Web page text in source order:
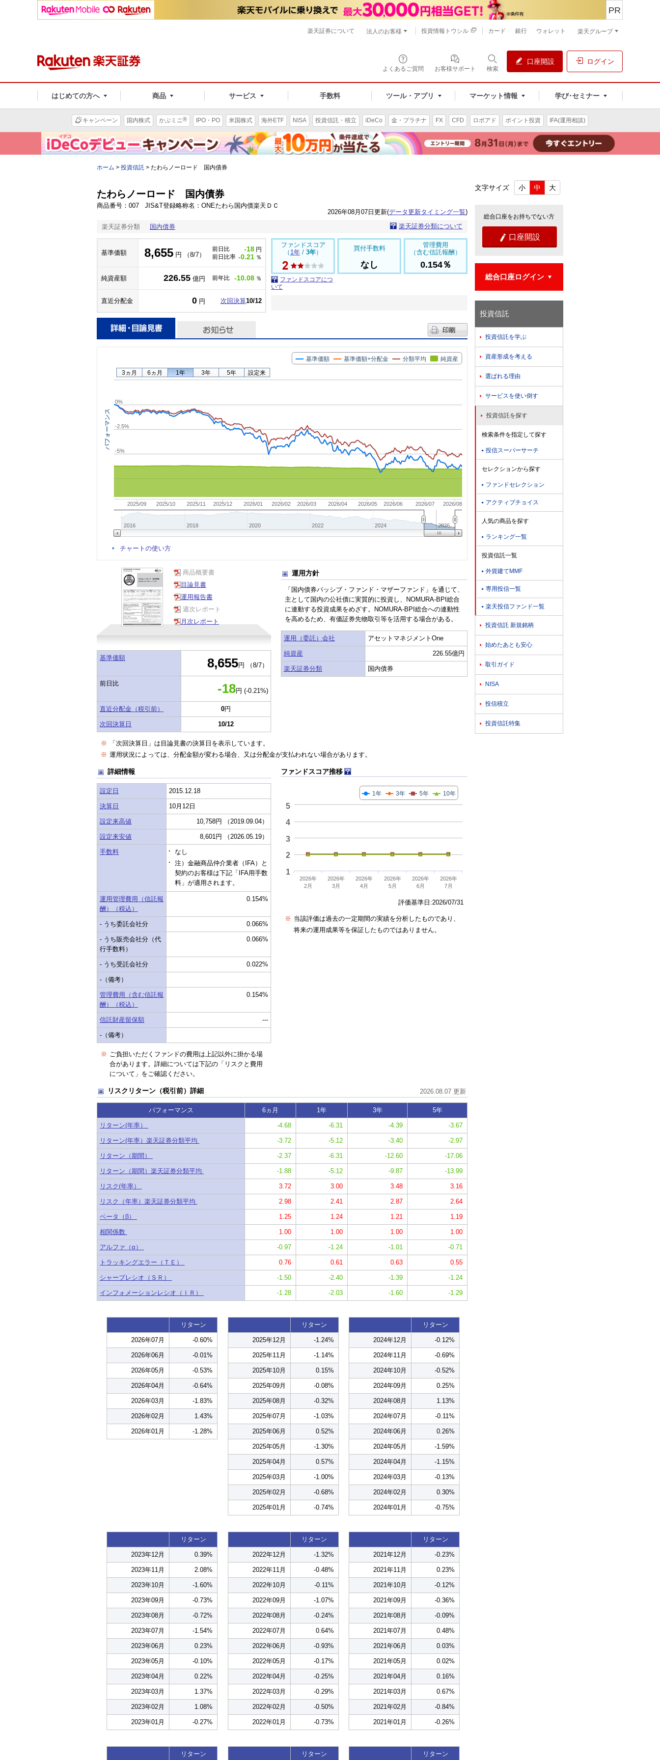
よくあるご質問 お客様サポート 検索
口座開設 ログイン
はじめての方へ 商品 サービス 手数料 ツール・アプリ マーケット情報 学び･セミナー
PR
楽天証券について 法人のお客様 投資情報トウシル カード 銀行 ウォレット 楽天グループ
キャンペーン 国内株式 かぶミニ® IPO・PO 米国株式 海外ETF NISA 投資信託・積立 iDeCo 金・プラチナ FX CFD ロボアド ポイント投資 IFA(運用相談)
ホーム > 投資信託 > たわらノーロード 国内債券
たわらノーロード 国内債券
商品番号：007 JIS&T登録略称名：ONEたわら国内債楽天ＤＣ
2026年08月07日更新(データ更新タイミング一覧)
楽天証券分類
国内債券 楽天証券分類について
基準価額 8,655 円 （8/7）
前日比 -18 円
前日比率 -0.21 ％
純資産額 226.55 億円 前年比 -10.08 ％
直近分配金 0 円 次回決算10/12
ファンドスコア
（ 1年 / 3年）
ファンドスコアにつ
いて
買付手数料
なし
管理費用
（含む信託報酬）
0.154％
パフォーマンス
基準価額 基準価額+分配金 分類平均 純資産
2025/09 2025/10 2025/11 2025/12 2026/01 2026/02 2026/03 2026/04 2026/05 2026/06 2026/07 2026/08
2016 2018 2020 2022 2024 2026
-5%
-2.5%
0%
3ヵ月 6ヵ月 1年 3年 5年 設定来
チャートの使い方
商品概要書
目論見書
運用報告書
週次レポート
月次レポート
基準価額 8,655円 （8/7）
前日比 -18円 (-0.21%)
直近分配金（税引前） 0円
次回決算日 10/12
運用方針
「国内債券パッシブ・ファンド・マザーファンド」を通じて、
主として国内の公社債に実質的に投資し、NOMURA-BPI総合
に連動する投資成果をめざす。NOMURA-BPI総合への連動性
を高めるため、有価証券先物取引等を活用する場合がある。
運用（委託）会社 アセットマネジメントOne
純資産 226.55億円
楽天証券分類 国内債券
※
「次回決算日」は目論見書の決算日を表示しています。
※ 運用状況によっては、分配金額が変わる場合、又は分配金が支払われない場合があります。
詳細情報
設定日 2015.12.18
決算日 10月12日
設定来高値 10,758円 （2019.09.04）
設定来安値 8,601円 （2026.05.19）
手数料
なし
注）金融商品仲介業者（IFA）と
契約のお客様は下記「IFA用手数
料」が適用されます。
運用管理費用（信託報
酬）（税込）
0.154%
- うち委託会社分 0.066%
- うち販売会社分（代
行手数料）
0.066%
- うち受託会社分 0.022%
-（備考）
管理費用（含む信託報
酬）（税込）
0.154%
信託財産留保額 ---
-（備考）
※ ご負担いただくファンドの費用は上記以外に掛かる場
合があります。詳細については下記の「リスクと費用
について」をご確認ください。
ファンドスコア推移
1年 3年 5年 10年
2026年
2月
2026年
3月
2026年
4月
2026年
5月
2026年
6月
2026年
7月
1
2
3
4
5
評価基準日:2026/07/31
※ 当該評価は過去の一定期間の実績を分析したものであり、
将来の運用成果等を保証したものではありません。
リスクリターン（税引前）詳細 2026.08.07 更新
パフォーマンス 6ヵ月 1年 3年 5年
リターン(年率） -4.68 -6.31 -4.39 -3.67
リターン(年率）楽天証券分類平均 -3.72 -5.12 -3.40 -2.97
リターン（期間） -2.37 -6.31 -12.60 -17.06
リターン（期間）楽天証券分類平均 -1.88 -5.12 -9.87 -13.99
リスク(年率） 3.72 3.00 3.48 3.16
リスク（年率）楽天証券分類平均 2.98 2.41 2.87 2.64
ベータ（β） 1.25 1.24 1.21 1.19
相関係数 1.00 1.00 1.00 1.00
アルファ（α） -0.97 -1.24 -1.01 -0.71
トラッキングエラー（ＴＥ） 0.76 0.61 0.63 0.55
シャープレシオ（ＳＲ） -1.50 -2.40 -1.39 -1.24
インフォメーションレシオ（ＩＲ） -1.28 -2.03 -1.60 -1.29
リターン
2026年07月 -0.60%
2026年06月 -0.01%
2026年05月 -0.53%
2026年04月 -0.64%
2026年03月 -1.83%
2026年02月 1.43%
2026年01月 -1.28%
リターン
2025年12月 -1.24%
2025年11月 -1.14%
2025年10月 0.15%
2025年09月 -0.08%
2025年08月 -0.32%
2025年07月 -1.03%
2025年06月 0.52%
2025年05月 -1.30%
2025年04月 0.57%
2025年03月 -1.00%
2025年02月 -0.68%
2025年01月 -0.74%
リターン
2024年12月 -0.12%
2024年11月 -0.69%
2024年10月 -0.52%
2024年09月 0.25%
2024年08月 1.13%
2024年07月 -0.11%
2024年06月 0.26%
2024年05月 -1.59%
2024年04月 -1.15%
2024年03月 -0.13%
2024年02月 0.30%
2024年01月 -0.75%
リターン
2023年12月 0.39%
2023年11月 2.08%
2023年10月 -1.60%
2023年09月 -0.73%
2023年08月 -0.72%
2023年07月 -1.54%
2023年06月 0.23%
2023年05月 -0.10%
2023年04月 0.22%
2023年03月 1.37%
2023年02月 1.08%
2023年01月 -0.27%
リターン
2022年12月 -1.32%
2022年11月 -0.48%
2022年10月 -0.11%
2022年09月 -1.07%
2022年08月 -0.24%
2022年07月 0.64%
2022年06月 -0.93%
2022年05月 -0.17%
2022年04月 -0.25%
2022年03月 -0.29%
2022年02月 -0.50%
2022年01月 -0.73%
リターン
2021年12月 -0.23%
2021年11月 0.23%
2021年10月 -0.12%
2021年09月 -0.36%
2021年08月 -0.09%
2021年07月 0.48%
2021年06月 0.03%
2021年05月 0.02%
2021年04月 0.16%
2021年03月 0.67%
2021年02月 -0.84%
2021年01月 -0.26%
リターン リターン リターン
文字サイズ 小 中 大
総合口座をお持ちでない方
 口座開設
総合口座ログイン
投資信託
 投資信託を学ぶ
 資産形成を考える
 選ばれる理由
 サービスを使い倒す
 投資信託を探す
検索条件を指定して探す
 投信スーパーサーチ
セレクションから探す
 ファンドセレクション
 アクティブチョイス
人気の商品を探す
 ランキング一覧
投資信託一覧
 外貨建てMMF
 専用投信一覧
 楽天投信ファンド一覧
 投資信託 新規銘柄
 始めたあとも安心
 取引ガイド
 NISA
 投信積立
 投資信託特集